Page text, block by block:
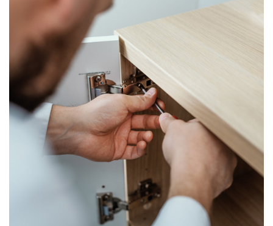
məlumatlarını tapa bilərsiniz.